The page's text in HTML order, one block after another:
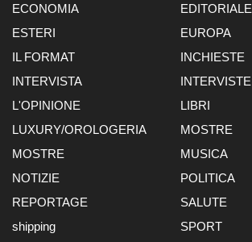
ECONOMIA
EDITORIALE
ESTERI
EUROPA
IL FORMAT
INCHIESTE
INTERVISTA
INTERVISTE
L'OPINIONE
LIBRI
LUXURY/OROLOGERIA
MOSTRE
MOSTRE
MUSICA
NOTIZIE
POLITICA
REPORTAGE
SALUTE
shipping
SPORT